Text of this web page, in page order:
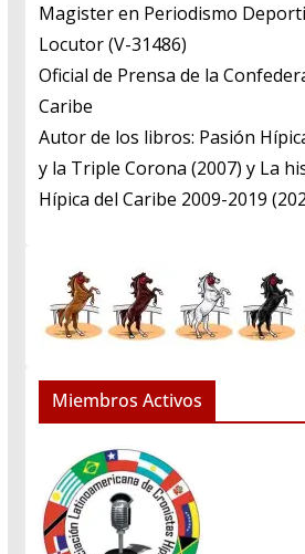
​Magister en Periodismo
​Locutor (V-31486)
​Oficial de Prensa de la
Caribe
​Autor de los libros: Pasión
y la Triple Corona (2007) y La
Hípica del Caribe 2009-2019
Miembros Activos